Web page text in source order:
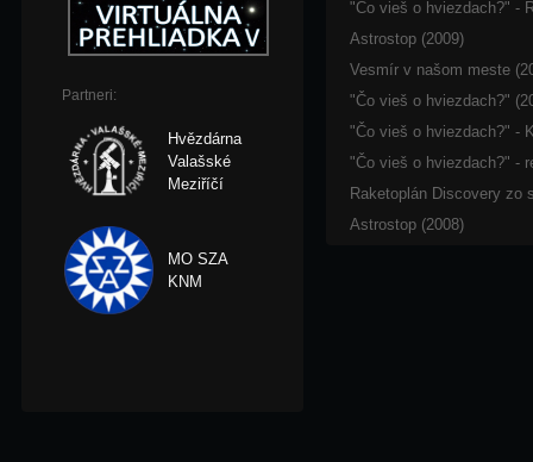
Partneri:
Hvězdárna
Valašské
Meziříčí
MO SZA
KNM
"Čo vieš o hviezdach?" -
Astrostop (2009)
Vesmír v našom meste
"Čo vieš o hviezdach?"
"Čo vieš o hviezdach?" -
"Čo vieš o hviezdach?" -
Raketoplán Discovery zo
Astrostop (2008)